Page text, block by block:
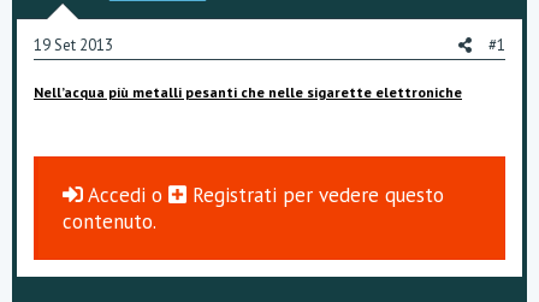
s
i
o
e
19 Set 2013 #1
Nell’acqua più metalli pesanti che nelle sigarette elettroniche
Accedi o Registrati per vedere questo
contenuto.